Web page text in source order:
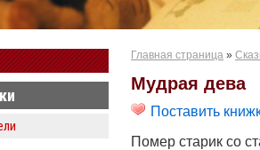
Главная страница »
Мудрая дева
Поставить
Помер старик со